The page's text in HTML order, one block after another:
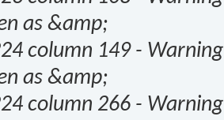
as &amp;
column 149 -
as &amp;
column 266 -